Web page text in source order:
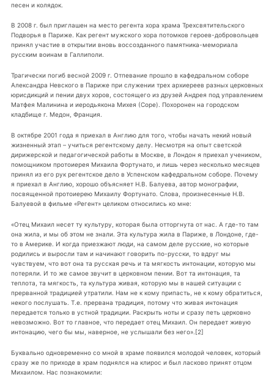
песен и колядок.
В 2008 г. был приглашен на место регента хора храма Трехсвятительского
Подворья в Париже. Как регент мужского хора потомков героев-добровольцев
принял участие в открытии вновь воссозданного памятника-мемориала
русским воинам в Галлиполи.
Трагически погиб весной 2009 г. Отпевание прошло в кафедральном соборе
Александра Невского в Париже при служении трех архиереев разных церковных
юрисдикций и пении двух хоров, состоящего из друзей Андрея под управлением
Матфея Малинина и иеродьякона Михея (Соре). Похоронен на городском
кладбище г. Медон, Франция.
В октябре 2001 года я приехал в Англию для того, чтобы начать некий новый
жизненный этап – учиться регентскому делу. Несмотря на опыт светской
дирижерской и педагогической работы в Москве, в Лондон я приехал учеником,
помощником протоиерея Михаила Фортунато, и лишь через несколько месяцев
принял из его рук регентское дело в Успенском кафедральном соборе. Почему
я приехал в Англию, хорошо объясняет Н.В. Балуева, автор монографии,
посвященной протоиерею Михаилу Фортунато. Слова, произнесенные Н.В.
Балуевой в фильме «Регент» целиком относились ко мне:
«Отец Михаил несет ту культуру, которая была отторгнута от нас. А где-то там
она жила, и мы об этом не знали. Эта культура жила в Париже, в Лондоне, где-
то в Америке. И когда приезжают люди, на самом деле русские, но которые
родились и выросли там и начинают говорить по-русски, то вдруг мы
чувствуем, что вот она та русская речь и та мягкость интонации, которую мы
потеряли. И то же самое звучит в церковном пении. Вот та интонация, та
теплота, та мягкость, та культура живая, которую мы в нашей ситуации с
прерванной традицией утратили. Нам не к кому припасть, не к кому обратиться,
некого послушать. Т.е. прервана традиция, потому что живая интонация
передается только в устной традиции. Раскрыть ноты и сразу петь церковно
невозможно. Вот то главное, что передает отец Михаил. Он передает живую
интонацию, чего бы мы, наверное, не услышали без него».[2]
Буквально одновременно со мной в храме появился молодой человек, который
сразу же по приходе в храм поднялся на клирос и был ласково принят отцом
Михаилом. Нас познакомили: